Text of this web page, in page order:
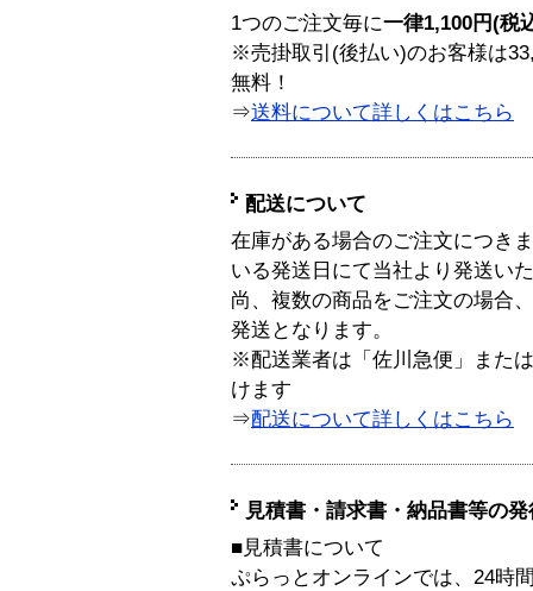
1つのご注文毎に一律1,100円(税
※売掛取引(後払い)のお客様は
無料！
⇒送料について詳しくはこちら
配送について
在庫がある場合のご注文につき
いる発送日にて当社より発送い
尚、複数の商品をご注文の場合
発送となります。
※配送業者は「佐川急便」また
けます
⇒配送について詳しくはこちら
見積書・請求書・納品書等の
■見積書について
ぷらっとオンラインでは、24時